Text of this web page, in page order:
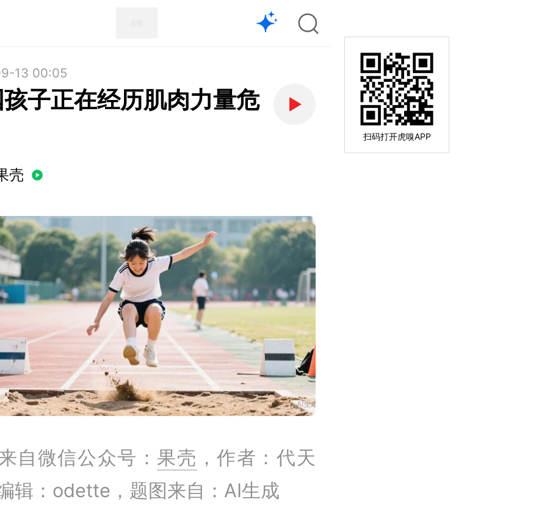
扫码打开虎嗅APP
13 00:05
子正在经历肌肉力量危
壳
自微信公众号： 果壳 ，作者：代天
辑：odette，题图来自：AI生成